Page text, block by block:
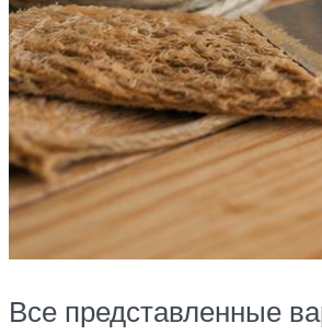
Все представленные